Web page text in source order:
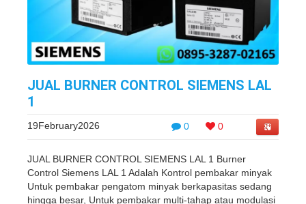
JUAL BURNER CONTROL SIEMENS LAL
1
0 0
19February2026
JUAL BURNER CONTROL SIEMENS LAL 1 Burner
Control Siemens LAL 1 Adalah Kontrol pembakar minyak
Untuk pembakar pengatom minyak berkapasitas sedang
hingga besar, Untuk pembakar multi-tahap atau modulasi